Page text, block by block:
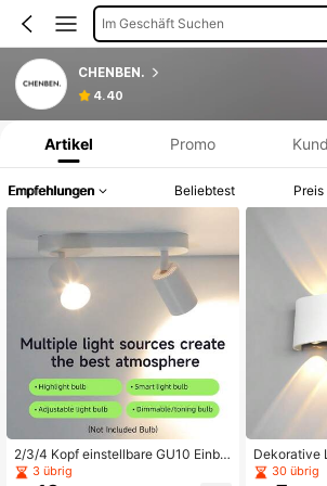
Im Geschäft Suchen
CHENBEN.
4.40
Produktinformation: Preisangabe, Verkaufs- und
Artikel Promo
Empfehlungen Beliebtest Preis
2/3/4 Kopf einstellbare GU10 Einba
uleuchte, Schwarz/Weiß, Festverka
3 übrig
Dekorative
nenräume,
30 übrig